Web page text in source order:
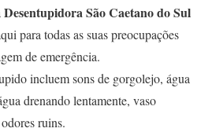
Desentupidora São Caetano do Sul
para todas as suas preocupações
de emergência.
incluem sons de gorgolejo, água
drenando lentamente, vaso
ruins.